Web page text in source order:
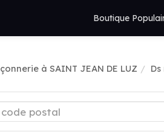
Boutique
à SAINT JEAN DE LUZ